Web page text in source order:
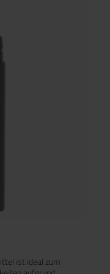
10
/ Vollständige
ist ideal zum